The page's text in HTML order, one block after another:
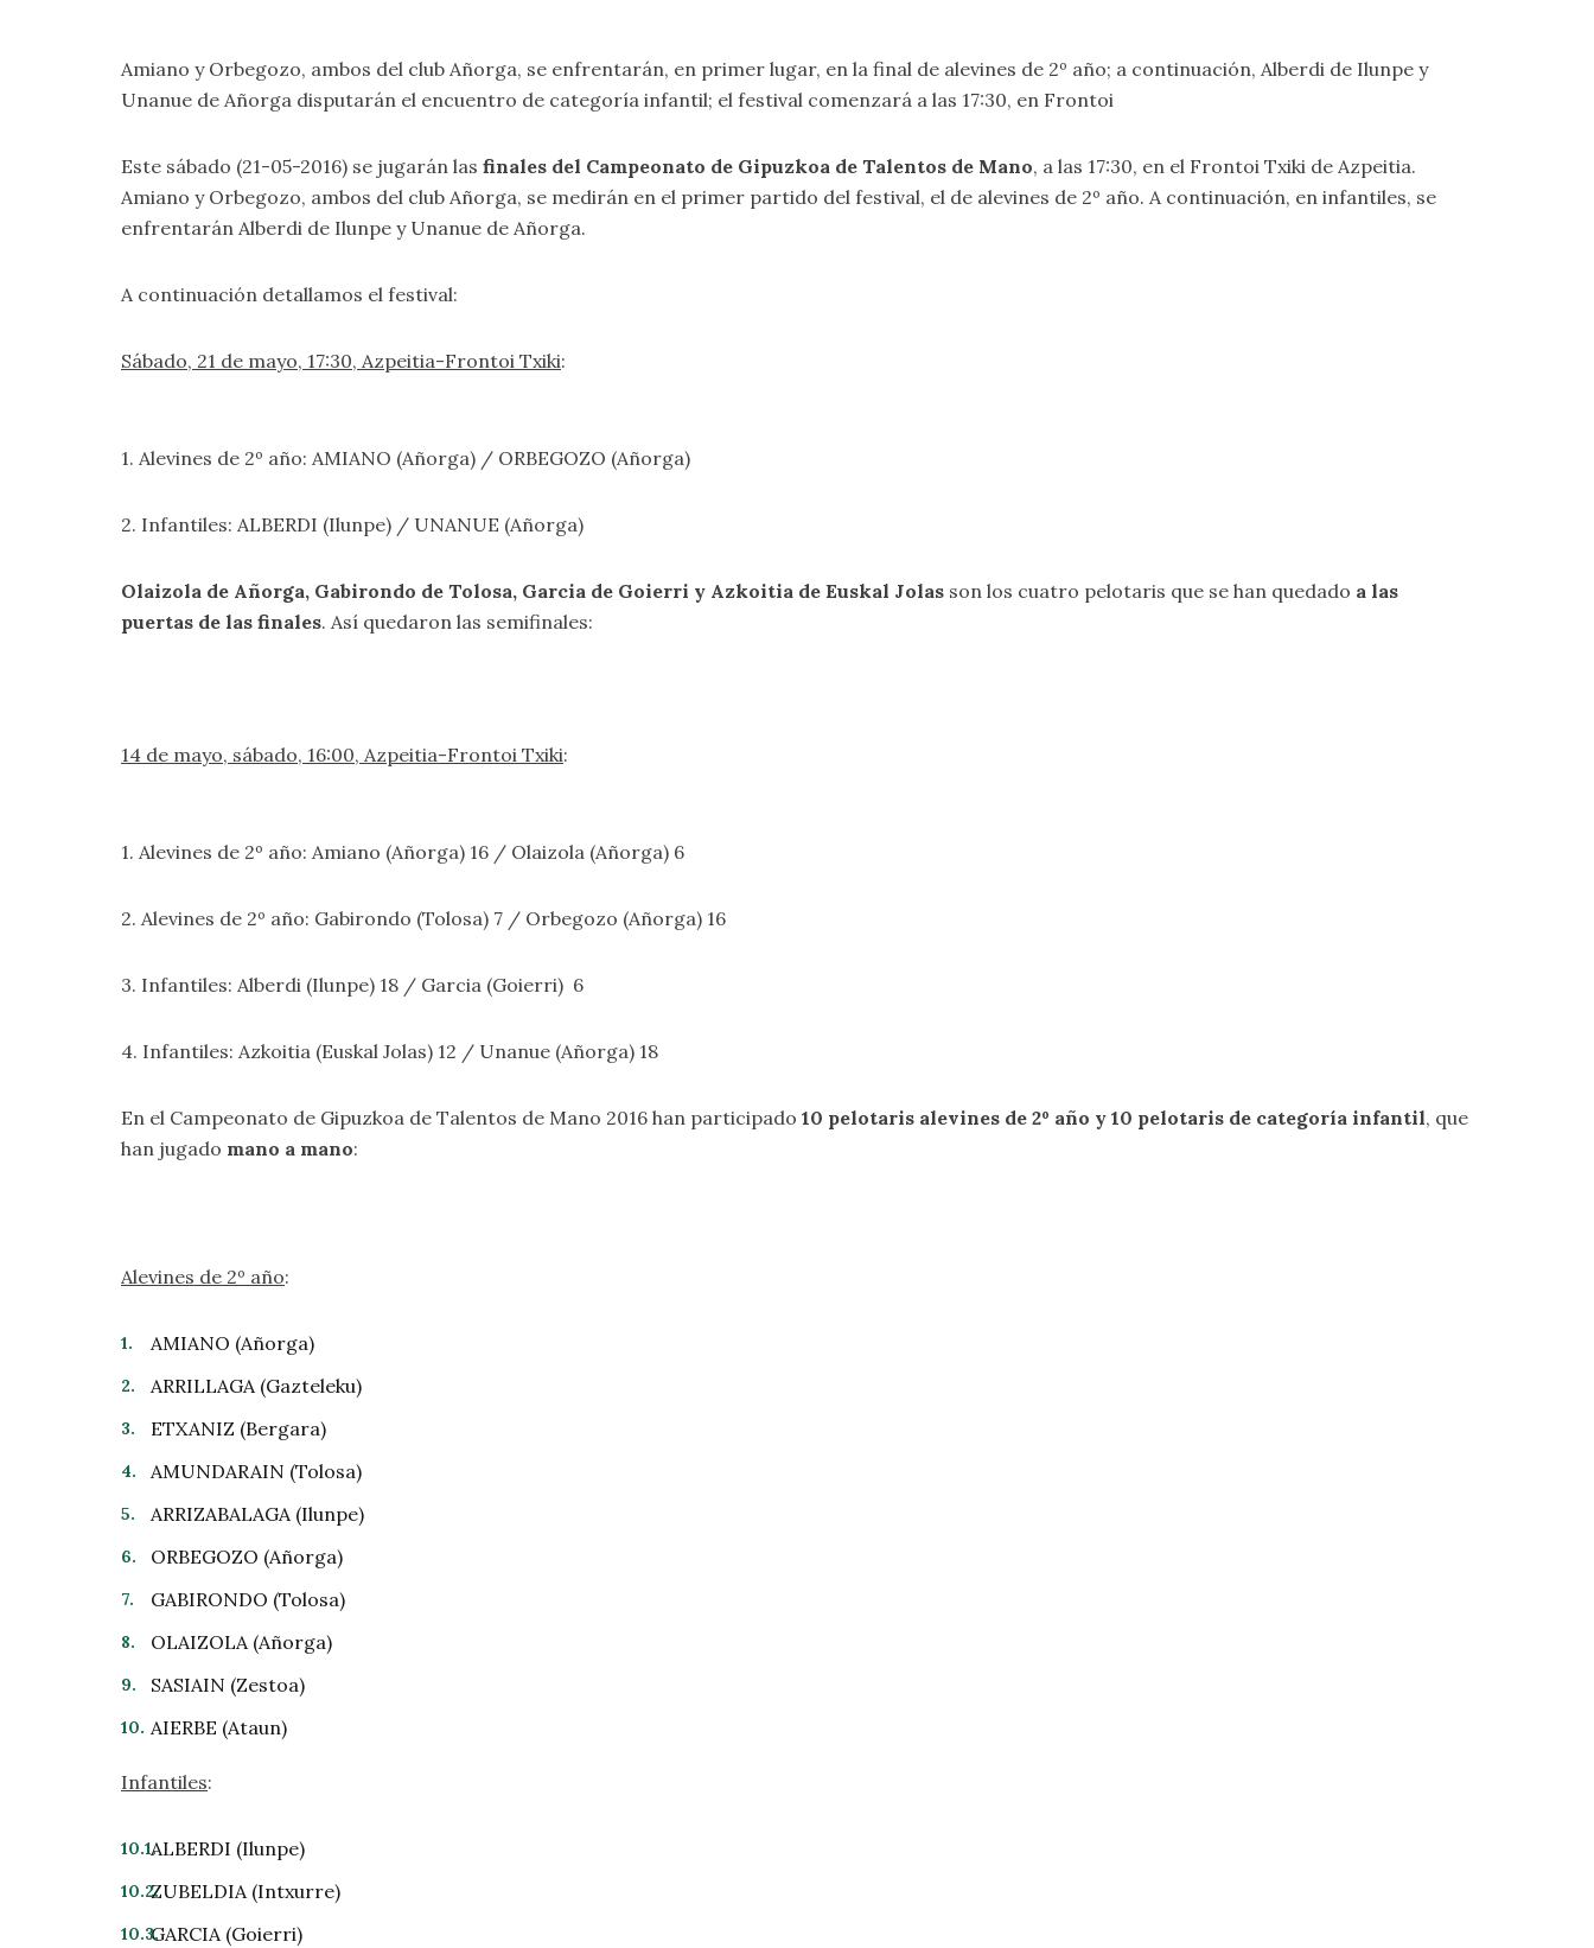
Amiano y Orbegozo, ambos del club Añorga, se enfrentarán, en primer lugar, en la final de alevines de 2º año; a continuación, Alberdi de Ilunpe y
Unanue de Añorga disputarán el encuentro de categoría infantil; el festival comenzará a las 17:30, en Frontoi
Este sábado (21-05-2016) se jugarán las finales del Campeonato de Gipuzkoa de Talentos de Mano, a las 17:30, en el Frontoi Txiki de Azpeitia.
Amiano y Orbegozo, ambos del club Añorga, se medirán en el primer partido del festival, el de alevines de 2º año. A continuación, en infantiles, se
enfrentarán Alberdi de Ilunpe y Unanue de Añorga.
A continuación detallamos el festival:
Sábado, 21 de mayo, 17:30, Azpeitia-Frontoi Txiki:
1. Alevines de 2º año: AMIANO (Añorga) / ORBEGOZO (Añorga)
2. Infantiles: ALBERDI (Ilunpe) / UNANUE (Añorga)
Olaizola de Añorga, Gabirondo de Tolosa, Garcia de Goierri y Azkoitia de Euskal Jolas son los cuatro pelotaris que se han quedado a las
puertas de las finales. Así quedaron las semifinales:
14 de mayo, sábado, 16:00, Azpeitia-Frontoi Txiki:
1. Alevines de 2º año: Amiano (Añorga) 16 / Olaizola (Añorga) 6
2. Alevines de 2º año: Gabirondo (Tolosa) 7 / Orbegozo (Añorga) 16
3. Infantiles: Alberdi (Ilunpe) 18 / Garcia (Goierri) 6
4. Infantiles: Azkoitia (Euskal Jolas) 12 / Unanue (Añorga) 18
En el Campeonato de Gipuzkoa de Talentos de Mano 2016 han participado 10 pelotaris alevines de 2º año y 10 pelotaris de categoría infantil, que
han jugado mano a mano:
Alevines de 2º año:
AMIANO (Añorga)
ARRILLAGA (Gazteleku)
ETXANIZ (Bergara)
AMUNDARAIN (Tolosa)
ARRIZABALAGA (Ilunpe)
ORBEGOZO (Añorga)
GABIRONDO (Tolosa)
OLAIZOLA (Añorga)
SASIAIN (Zestoa)
AIERBE (Ataun)
Infantiles:
ALBERDI (Ilunpe)
ZUBELDIA (Intxurre)
GARCIA (Goierri)